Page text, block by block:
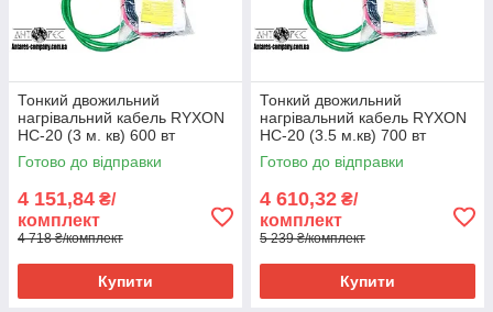
Тонкий двожильний
нагрівальний кабель RYXON
HC-20 (3 м. кв) 600 вт
Готово до відправки
4 151,84 ₴/
комплект
4 718 ₴/комплект
Купити
Тонкий двожильний
нагрівальний кабель RYXON
HC-20 (3.5 м.кв) 700 вт
Готово до відправки
4 610,32 ₴/
комплект
5 239 ₴/комплект
Купити